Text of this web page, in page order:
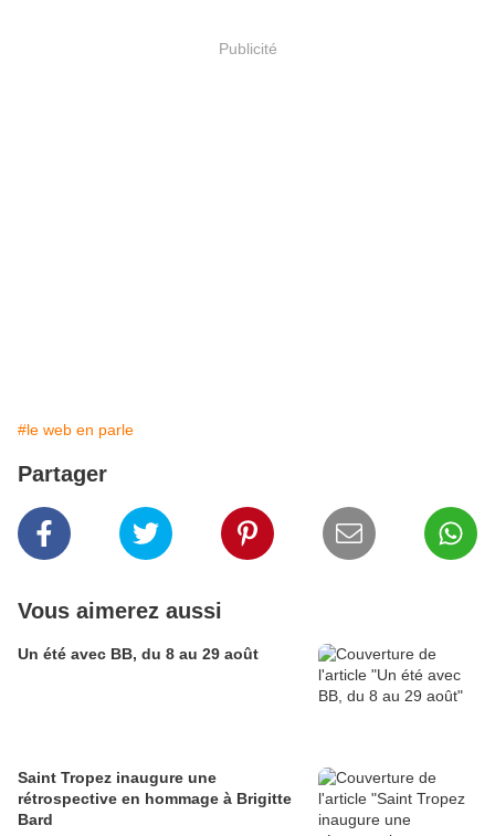
Publicité
#le web en parle
Partager
Vous aimerez aussi
Un été avec BB, du 8 au 29 août
Saint Tropez inaugure une
rétrospective en hommage à Brigitte
Bard